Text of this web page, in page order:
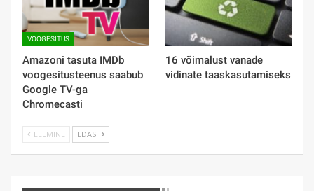
VOOGESITUS
Amazoni tasuta IMDb
voogesitusteenus saabub
Google TV-ga
Chromecasti
16 võimalust vanade
vidinate taaskasutamiseks
EELMINE EDASI